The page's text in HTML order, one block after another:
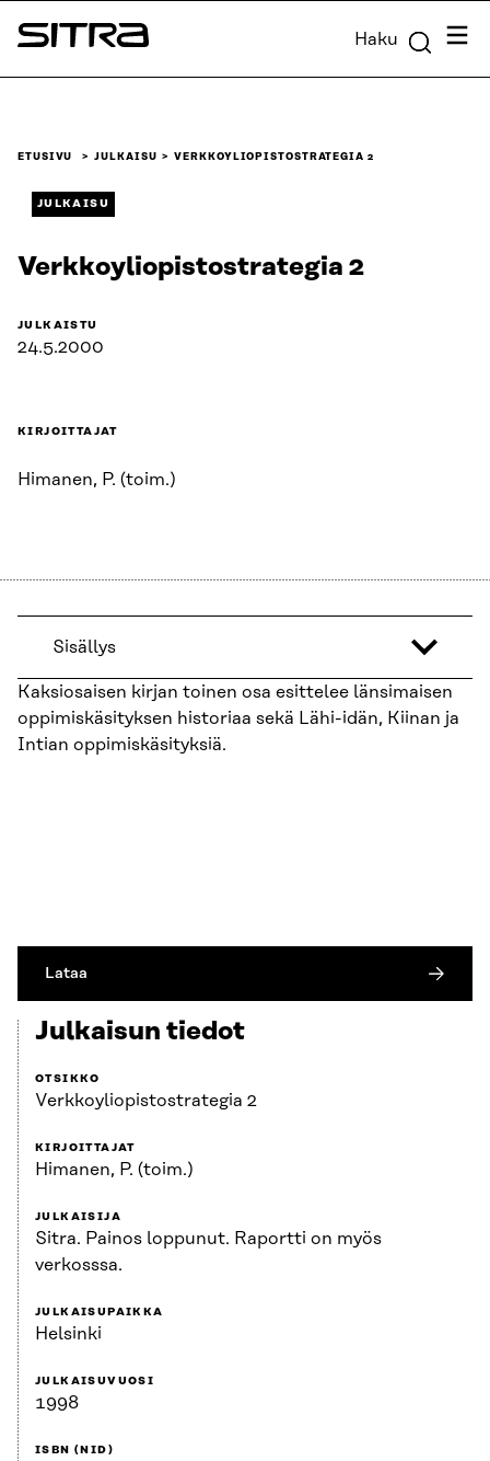
Siirry
suoraan
Sitra Haku
ETUSIVU JULKAISU VERKKOYLIOPISTOSTRATEGIA 2
JULKAISU
Verkkoyliopistostrategia 2
JULKAISTU
24.5.2000
KIRJOITTAJAT
Himanen, P. (toim.)
Sisällys
Kaksiosaisen kirjan toinen osa esittelee länsimaisen
oppimiskäsityksen historiaa sekä Lähi-idän, Kiinan ja
Intian oppimiskäsityksiä.
Lataa
Julkaisun tiedot
OTSIKKO
Verkkoyliopistostrategia 2
KIRJOITTAJAT
Himanen, P. (toim.)
JULKAISIJA
Sitra. Painos loppunut. Raportti on myös
verkosssa.
JULKAISUPAIKKA
Helsinki
JULKAISUVUOSI
1998
ISBN (NID)